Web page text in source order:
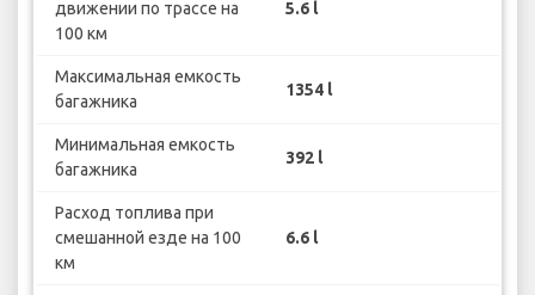
движении по трассе на
100 км
5.6 l
Максимальная емкость
багажника
1354 l
Минимальная емкость
багажника
392 l
Расход топлива при
смешанной езде на 100
км
6.6 l